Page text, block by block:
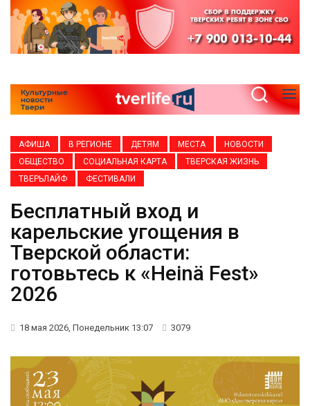
АФИША В РЕГИОНЕ ДЕТЯМ МЕСТА
НОВОСТИ
ОБЩЕСТВО
СОЦИАЛЬНАЯ КАРТА
ТВЕРСКАЯ ЖИЗНЬ
ТВЕРЬЛАЙФ
ФЕСТИВАЛИ
Бесплатный вход и
карельские угощения в
Тверской области:
готовьтесь к «Heinä Fest»
2026
18 мая 2026, Понедельник 13:07 3079